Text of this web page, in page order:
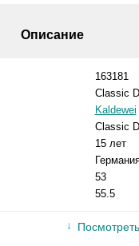
Описание
163181
Classic
Kaldewei
Classic
15 лет
53
55.5